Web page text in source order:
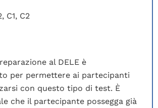
, C1, C2
al DELE è
per permettere ai partecipanti
con questo tipo di test. È
che il partecipante possegga già